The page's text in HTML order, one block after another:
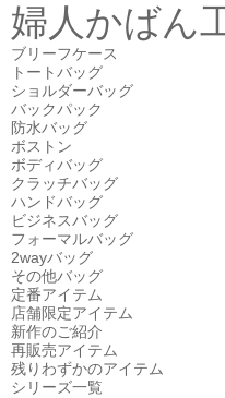
婦人かばん
ブリーフケース
トートバッグ
ショルダーバッグ
バックパック
防水バッグ
ボストン
ボディバッグ
クラッチバッグ
ハンドバッグ
ビジネスバッグ
フォーマルバッグ
2wayバッグ
その他バッグ
定番アイテム
店舗限定アイテム
新作のご紹介
再販売アイテム
残りわずかのアイテム
シリーズ一覧